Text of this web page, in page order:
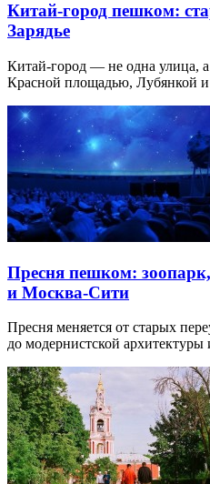
Китай-город пешком:
Зарядье
Китай-город — не одна улица,
Красной площадью, Лубянкой
Пресня пешком:
и Москва-Сити
Пресня меняется от старых
до модернистской